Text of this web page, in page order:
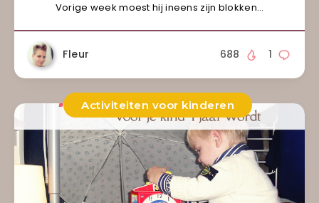
Vorige week moest hij ineens zijn blokken…
Fleur 1
688
Activiteiten voor kinderen